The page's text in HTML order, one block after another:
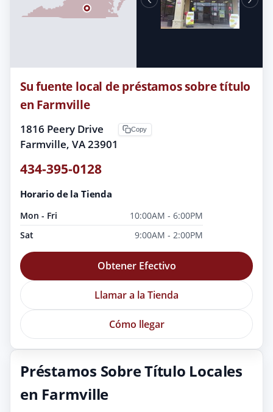
Su fuente local de préstamos sobre título
en Farmville
1816 Peery Drive
Farmville, VA 23901
Copy
434-395-0128
Horario de la Tienda
Mon - Fri
10:00AM - 6:00PM
Sat
9:00AM - 2:00PM
Obtener Efectivo
Llamar a la Tienda
Cómo llegar
Préstamos Sobre Título Locales
en Farmville